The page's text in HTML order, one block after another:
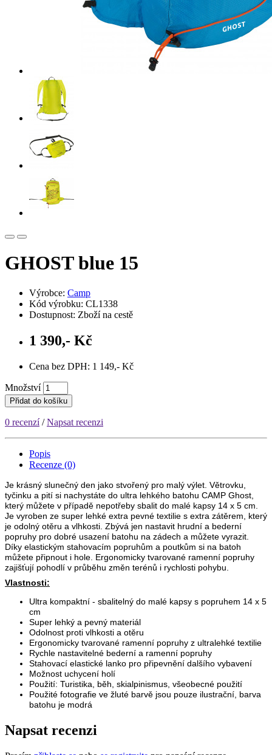
GHOST blue 15
Výrobce: Camp
Kód výrobku: CL1338
Dostupnost: Zboží na cestě
1 390,- Kč
Cena bez DPH: 1 149,- Kč
Množství
Přidat do košíku
0 recenzí/Napsat recenzi
Popis
Recenze (0)
Je krásný slunečný den jako stvořený pro malý výlet. Větrovku,
tyčinku a pití si nachystáte do ultra lehkého batohu CAMP Ghost,
který můžete v případě nepotřeby sbalit do malé kapsy 14 x 5 cm.
Je vyroben ze super lehké extra pevné textilie s extra zátěrem, který
je odolný otěru a vlhkosti. Zbývá jen nastavit hrudní a bederní
popruhy pro dobré usazení batohu na zádech a můžete vyrazit.
Díky elastickým stahovacím popruhům a poutkům si na batoh
můžete připnout i hole. Ergonomicky tvarované ramenní popruhy
zajišťují pohodlí v průběhu změn terénů i rychlosti pohybu.
Vlastnosti:
Ultra kompaktní - sbalitelný do malé kapsy s popruhem 14 x 5
cm
Super lehký a pevný materiál
Odolnost proti vlhkosti a otěru
Ergonomicky tvarované ramenní popruhy z ultralehké textilie
Rychle nastavitelné bederní a ramenní popruhy
Stahovací elastické lanko pro připevnění dalšího vybavení
Možnost uchycení holí
Použití: Turistika, běh, skialpinismus, všeobecné použití
Použité fotografie ve žluté barvě jsou pouze ilustrační, barva
batohu je modrá
Napsat recenzi